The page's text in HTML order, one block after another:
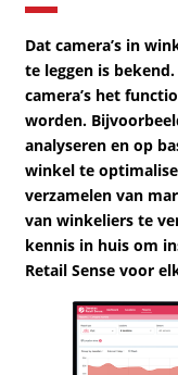
Dat camera’s in
te leggen is
camera’s het
worden.
analyseren en op
winkel te
verzamelen van
van winkeliers te
kennis in huis om
Retail Sense voor